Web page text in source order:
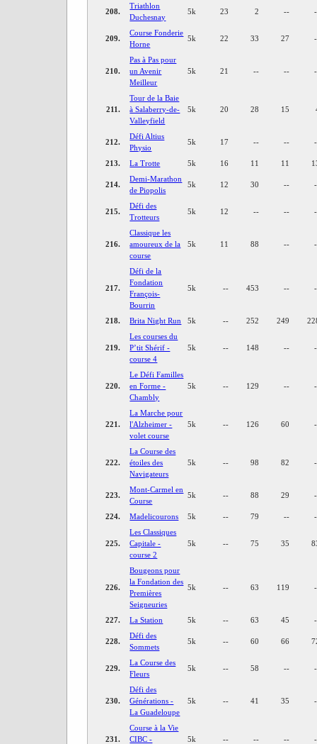
208.
Triathlon
Duchesnay
5k 23 2 --
209.
Course Fonderie
Horne
5k 22 33 27
210.
Pas à Pas pour
un Avenir
Meilleur
5k 21 -- --
211.
Tour de la Baie
à Salaberry-de-
Valleyfield
5k 20 28 15
212.
Défi Altius
Physio
5k 17 -- --
213. La Trotte 5k 16 11 11
214.
Demi-Marathon
de Piopolis
5k 12 30 --
215.
Défi des
Trotteurs
5k 12 -- --
216.
Classique les
amoureux de la
course
5k 11 88 --
217.
Défi de la
Fondation
François-
Bourrin
5k -- 453 --
218. Brita Night Run 5k -- 252 249
219.
Les courses du
P’tit Shérif -
course 4
5k -- 148 --
220.
Le Défi Familles
en Forme -
Chambly
5k -- 129 --
221.
La Marche pour
l'Alzheimer -
volet course
5k -- 126 60
222.
La Course des
étoiles des
Navigateurs
5k -- 98 82
223.
Mont-Carmel en
Course
5k -- 88 29
224. Madelicourons 5k -- 79 --
225.
Les Classiques
Capitale -
course 2
5k -- 75 35
226.
Bougeons pour
la Fondation des
Premières
Seigneuries
5k -- 63 119
227. La Station 5k -- 63 45
228.
Défi des
Sommets
5k -- 60 66
229.
La Course des
Fleurs
5k -- 58 --
230.
Défi des
Générations -
La Guadeloupe
5k -- 41 35
231.
Course à la Vie
CIBC -
5k -- -- --